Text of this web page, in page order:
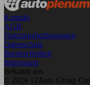
Kontakt
AGB
Nutzungsbedingungen
Datenschutz
Barrierefreiheit
Impressum
Bekannt aus
© 2026 12Auto Group